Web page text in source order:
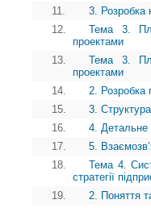
11.
3. Розробка
12.
Тема 3.
проектами
13.
Тема 3.
проектами
14.
2. Розробка
15.
3.
16.
4. Детальне
17.
5.
18.
Тема 4.
стратегії
19.
2. Поняття